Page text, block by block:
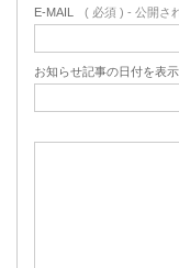
E-MAIL ( 必須 ) - 公開さ
お知らせ記事の日付を表